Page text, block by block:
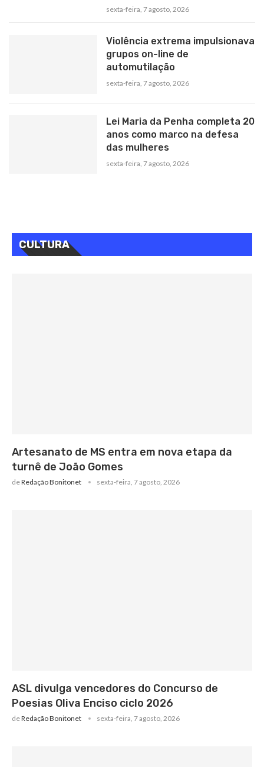
sexta-feira, 7 agosto, 2026
Violência extrema impulsionava
grupos on-line de
automutilação
sexta-feira, 7 agosto, 2026
Lei Maria da Penha completa 20
anos como marco na defesa
das mulheres
sexta-feira, 7 agosto, 2026
CULTURA
Artesanato de MS entra em nova etapa da
turnê de João Gomes
deRedação Bonitonet sexta-feira, 7 agosto, 2026
ASL divulga vencedores do Concurso de
Poesias Oliva Enciso ciclo 2026
deRedação Bonitonet sexta-feira, 7 agosto, 2026